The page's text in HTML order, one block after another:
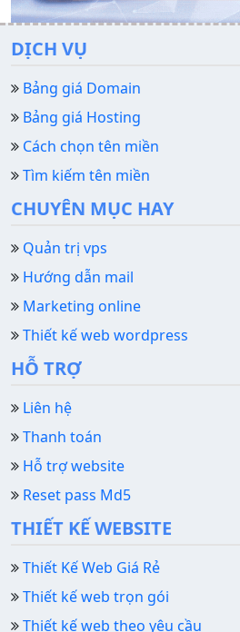
DỊCH VỤ
Bảng giá Domain
Bảng giá Hosting
Cách chọn tên miền
Tìm kiếm tên miền
CHUYÊN MỤC HAY
Quản trị vps
Hướng dẫn mail
Marketing online
Thiết kế web wordpress
HỖ TRỢ
Liên hệ
Thanh toán
Hỗ trợ website
Reset pass Md5
THIẾT KẾ WEBSITE
Thiết Kế Web Giá Rẻ
Thiết kế web trọn gói
Thiết kế web theo yêu cầu